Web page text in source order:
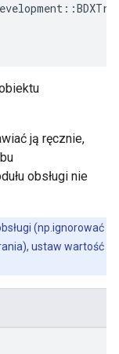
ją ręcznie,
obsługi nie
(np.ignorować
ustaw wartość